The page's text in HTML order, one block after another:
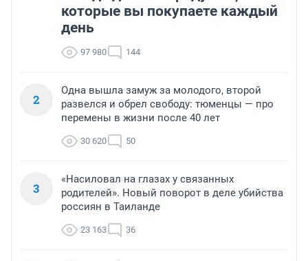
которые вы покупаете каждый
день
97 980 144
2
Одна вышла замуж за молодого, второй
развелся и обрел свободу: тюменцы — про
перемены в жизни после 40 лет
30 620 50
3
«Насиловал на глазах у связанных
родителей». Новый поворот в деле убийства
россиян в Таиланде
23 163 36